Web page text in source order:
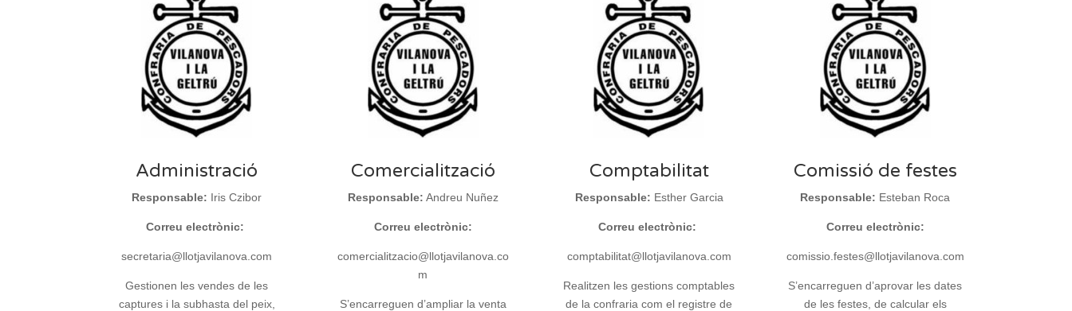
Administració
Responsable: Iris Czibor
Correu electrònic:
secretaria@llotjavilanova.com
Gestionen les vendes de les
captures i la subhasta del peix,
Comercialització
Responsable: Andreu Nuñez
Correu electrònic:
comercialitzacio@llotjavilanova.co
m
S’encarreguen d’ampliar la venta
Comptabilitat
Responsable: Esther Garcia
Correu electrònic:
comptabilitat@llotjavilanova.com
Realitzen les gestions comptables
de la confraria com el registre de
Comissió de festes
Responsable: Esteban Roca
Correu electrònic:
comissio.festes@llotjavilanova.com
S’encarreguen d’aprovar les dates
de les festes, de calcular els